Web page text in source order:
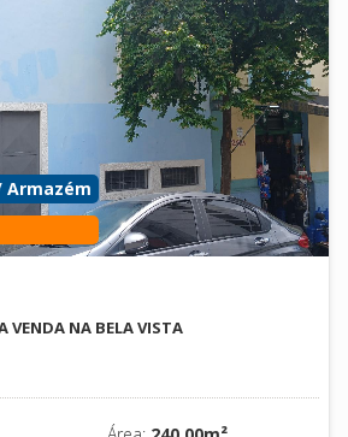
Armazém
VENDA NA BELA VISTA